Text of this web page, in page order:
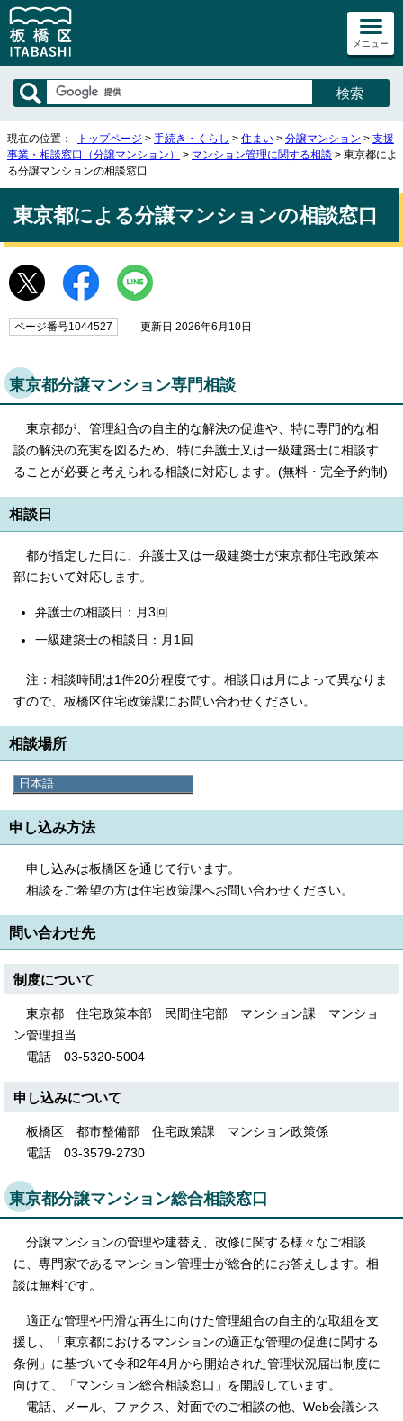
メニュー
日本語
English
한국어
繁體中文
現在の位置： トップページ > 手続き・くらし > 住まい > 分譲マンション > 支援
事業・相談窓口（分譲マンション）
> マンション管理に関する相談 > 東京都によ
る分譲マンションの相談窓口
東京都による分譲マンションの相談窓口
ページ番号1044527 更新日 2026年6月10日
東京都分譲マンション専門相談
東京都が、管理組合の自主的な解決の促進や、特に専門的な相
談の解決の充実を図るため、特に弁護士又は一級建築士に相談す
ることが必要と考えられる相談に対応します。(無料・完全予約制)
相談日
都が指定した日に、弁護士又は一級建築士が東京都住宅政策本
部において対応します。
弁護士の相談日：月3回
一級建築士の相談日：月1回
注：相談時間は1件20分程度です。相談日は月によって異なりま
すので、板橋区住宅政策課にお問い合わせください。
相談場所
都庁第二本庁舎 13階 南
申し込み方法
申し込みは板橋区を通じて行います。
相談をご希望の方は住宅政策課へお問い合わせください。
問い合わせ先
制度について
東京都 住宅政策本部 民間住宅部 マンション課 マンショ
ン管理担当
電話 03-5320-5004
申し込みについて
板橋区 都市整備部 住宅政策課 マンション政策係
電話 03-3579-2730
東京都分譲マンション総合相談窓口
分譲マンションの管理や建替え、改修に関する様々なご相談
に、専門家であるマンション管理士が総合的にお答えします。相
談は無料です。
適正な管理や円滑な再生に向けた管理組合の自主的な取組を支
援し、「東京都におけるマンションの適正な管理の促進に関する
条例」に基づいて令和2年4月から開始された管理状況届出制度に
向けて、「マンション総合相談窓口」を開設しています。
電話、メール、ファクス、対面でのご相談の他、Web会議シス